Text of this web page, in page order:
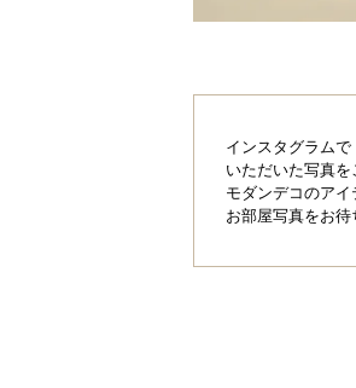
前へ
インスタグラム
いただいた写真を
モダンデコのア
お部屋写真をお待